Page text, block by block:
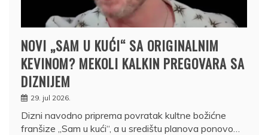
NOVI „SAM U KUĆI“ SA ORIGINALNIM
KEVINOM? MEKOLI KALKIN PREGOVARA SA
DIZNIJEM
29. jul 2026.
Dizni navodno priprema povratak kultne božićne
franšize „Sam u kući“, a u središtu planova ponovo…